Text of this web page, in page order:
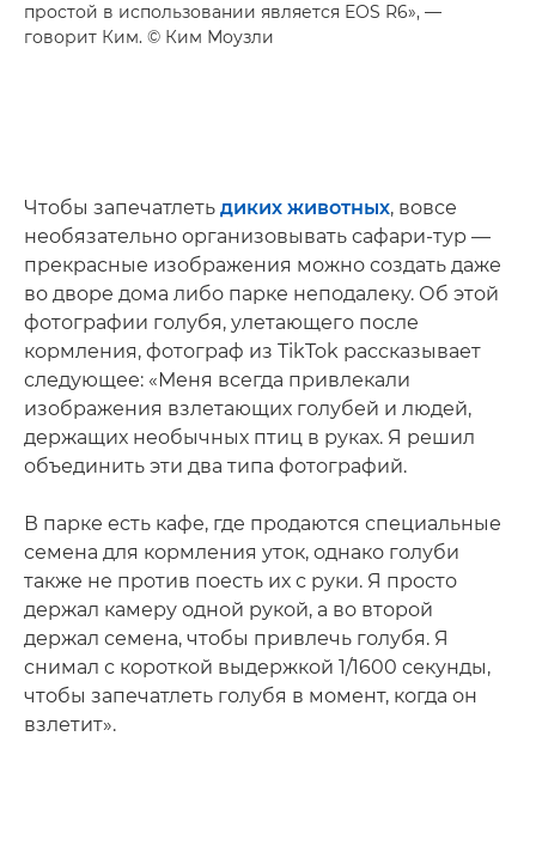
простой в использовании является EOS R6», —
говорит Ким. © Ким Моузли
Чтобы запечатлеть диких животных, вовсе
необязательно организовывать сафари-тур —
прекрасные изображения можно создать даже
во дворе дома либо парке неподалеку. Об этой
фотографии голубя, улетающего после
кормления, фотограф из TikTok рассказывает
следующее: «Меня всегда привлекали
изображения взлетающих голубей и людей,
держащих необычных птиц в руках. Я решил
объединить эти два типа фотографий.
В парке есть кафе, где продаются специальные
семена для кормления уток, однако голуби
также не против поесть их с руки. Я просто
держал камеру одной рукой, а во второй
держал семена, чтобы привлечь голубя. Я
снимал с короткой выдержкой 1/1600 секунды,
чтобы запечатлеть голубя в момент, когда он
взлетит».